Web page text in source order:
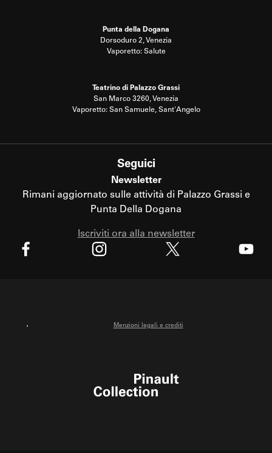
Punta della Dogana
Dorsoduro 2, Venezia
Vaporetto: Salute
Teatrino di Palazzo Grassi
San Marco 3260, Venezia
Vaporetto: San Samuele, Sant'Angelo
Seguici
Newsletter
Rimani aggiornato sulle attività di Palazzo Grassi e
Punta Della Dogana
Iscriviti ora alla newsletter
Menzioni legali e crediti